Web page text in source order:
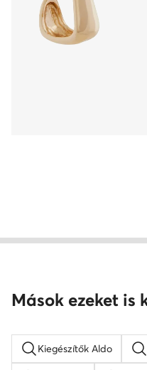
Mások ezeket is
Kiegészítők Aldo